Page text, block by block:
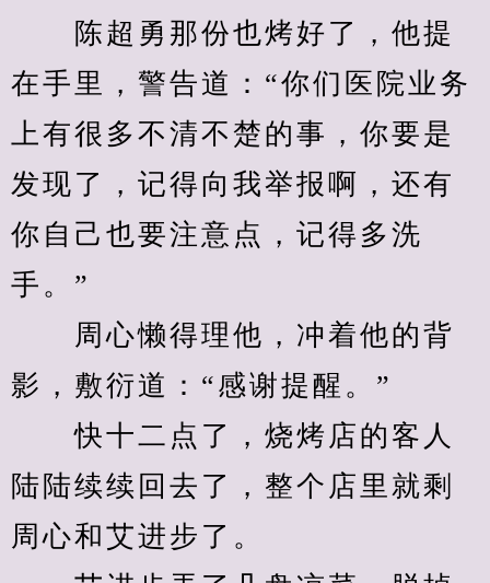
陈超勇那份也烤好了，他提
在手里，警告道：“你们医院业务
上有很多不清不楚的事，你要是
发现了，记得向我举报啊，还有
你自己也要注意点，记得多洗
手。”
周心懒得理他，冲着他的背
影，敷衍道：“感谢提醒。”
快十二点了，烧烤店的客人
陆陆续续回去了，整个店里就剩
周心和艾进步了。